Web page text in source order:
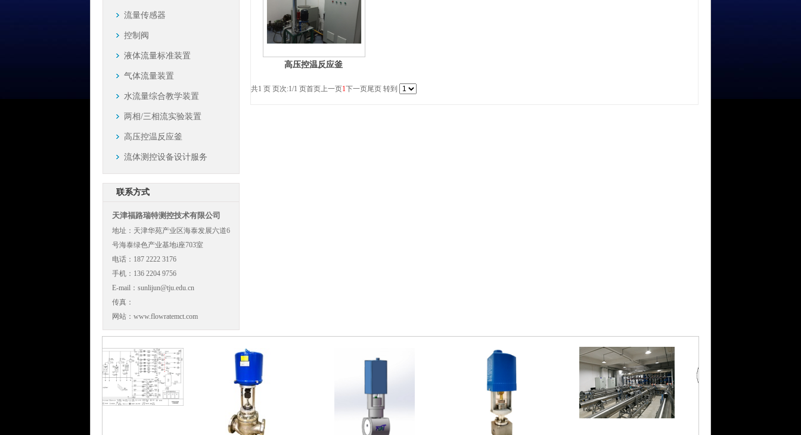
流量传感器
控制阀
液体流量标准装置
气体流量装置
水流量综合教学装置
两相/三相流实验装置
高压控温反应釜
流体测控设备设计服务
联系方式
天津福路瑞特测控技术有限公司
地址：天津华苑产业区海泰发展六道6
号海泰绿色产业基地i座703室
电话：187 2222 3176
手机：136 2204 9756
E-mail：sunlijun@tju.edu.cn
传真：
网站：www.flowratemct.com
高压控温反应釜
共1 页 页次:1/1 页首页上一页1下一页尾页 转到